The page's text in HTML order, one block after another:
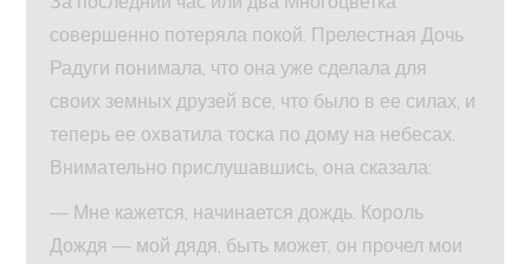
совершенно потеряла покой. Прелестная Дочь
Радуги понимала, что она уже сделала для
своих земных друзей все, что было в ее силах, и
теперь ее охватила тоска по дому на небесах.
Внимательно прислушавшись, она сказала:
— Мне кажется, начинается дождь. Король
Дождя — мой дядя, быть может, он прочел мои